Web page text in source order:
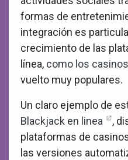
formas de
integración es
crecimiento de las
línea, como los
vuelto muy populares.
Un claro ejemplo de
Blackjack en linea
,
plataformas de
las versiones